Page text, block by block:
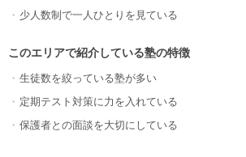
少人数制で一人ひとりを見ている
このエリアで紹介している塾の特徴
生徒数を絞っている塾が多い
定期テスト対策に力を入れている
保護者との面談を大切にしている